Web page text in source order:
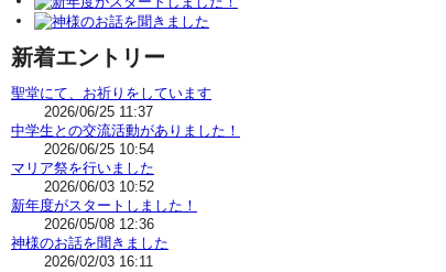
新着エントリー
聖堂にて、お祈りをしています
2026/06/25 11:37
中学生との交流活動がありました！
2026/06/25 10:54
マリア祭を行いました
2026/06/03 10:52
新年度がスタートしました！
2026/05/08 12:36
神様のお話を聞きました
2026/02/03 16:11